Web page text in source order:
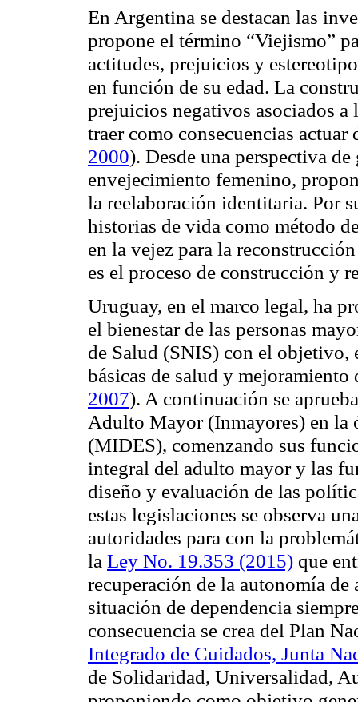
En Argentina se destacan las
propone el término “Viejismo”
actitudes, prejuicios y
en función de su edad. La
prejuicios negativos asociados a
traer como consecuencias
2000). Desde una perspectiva
envejecimiento femenino,
la reelaboración identitaria. Por
historias de vida como método
en la vejez para la
es el proceso de construcción y
Uruguay, en el marco legal, ha
el bienestar de las personas
de Salud (SNIS) con el objetivo,
básicas de salud y
2007). A continuación se
Adulto Mayor (Inmayores) en
(MIDES), comenzando sus
integral del adulto mayor y las
diseño y evaluación de las
estas legislaciones se observa
autoridades para con la
la Ley No. 19.353 (2015) que
recuperación de la autonomía de
situación de dependencia
consecuencia se crea del Plan
Integrado de Cuidados, Junta
de Solidaridad, Universalidad,